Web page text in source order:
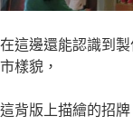
在這邊還能認識到
市樣貌，
這背版上描繪的招